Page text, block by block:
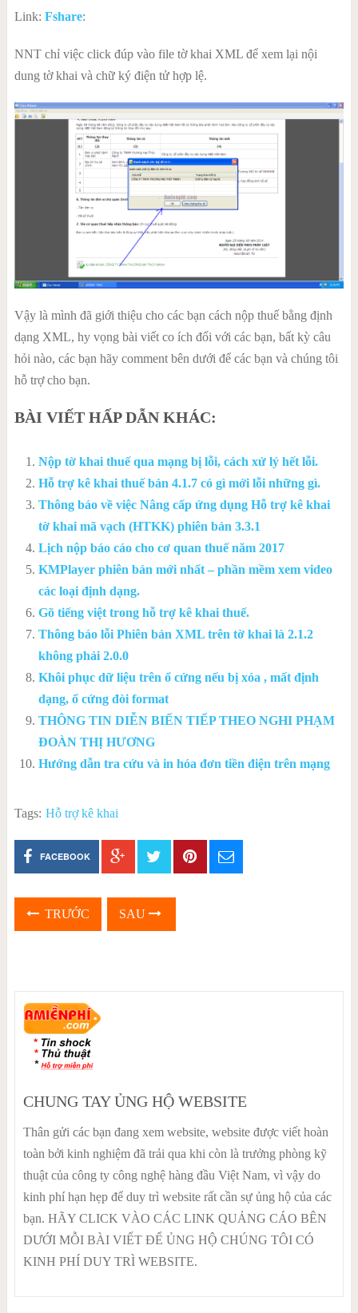
Link: Fshare:
NNT chỉ việc click đúp vào file tờ khai XML để xem lại nội
dung tờ khai và chữ ký điện tử hợp lệ.
Vậy là mình đã giới thiệu cho các bạn cách nộp thuế bằng định
dạng XML, hy vọng bài viết co ích đối với các bạn, bất kỳ câu
hỏi nào, các bạn hãy comment bên dưới để các bạn và chúng tôi
hỗ trợ cho bạn.
BÀI VIẾT HẤP DẪN KHÁC:
Nộp tờ khai thuế qua mạng bị lỗi, cách xử lý hết lỗi.
Hỗ trợ kê khai thuế bản 4.1.7 có gì mới lỗi những gì.
Thông báo về việc Nâng cấp ứng dụng Hỗ trợ kê khai
tờ khai mã vạch (HTKK) phiên bản 3.3.1
Lịch nộp báo cáo cho cơ quan thuế năm 2017
KMPlayer phiên bản mới nhất – phần mềm xem video
các loại định dạng.
Gõ tiếng việt trong hỗ trợ kê khai thuế.
Thông báo lỗi Phiên bản XML trên tờ khai là 2.1.2
không phải 2.0.0
Khôi phục dữ liệu trên ổ cứng nếu bị xóa , mất định
dạng, ổ cứng đòi format
THÔNG TIN DIỄN BIẾN TIẾP THEO NGHI PHẠM
ĐOÀN THỊ HƯƠNG
Hướng dẫn tra cứu và in hóa đơn tiền điện trên mạng
Tags: Hỗ trợ kê khai
FACEBOOK
TRƯỚC SAU
CHUNG TAY ỦNG HỘ WEBSITE
Thân gửi các bạn đang xem website, website được viết hoàn
toàn bởi kinh nghiệm đã trải qua khi còn là trưởng phòng kỹ
thuật của công ty công nghệ hàng đầu Việt Nam, vì vậy do
kinh phí hạn hẹp để duy trì website rất cần sự ủng hộ của các
bạn. HÃY CLICK VÀO CÁC LINK QUẢNG CÁO BÊN
DƯỚI MỖI BÀI VIẾT ĐỂ ỦNG HỘ CHÚNG TÔI CÓ
KINH PHÍ DUY TRÌ WEBSITE.